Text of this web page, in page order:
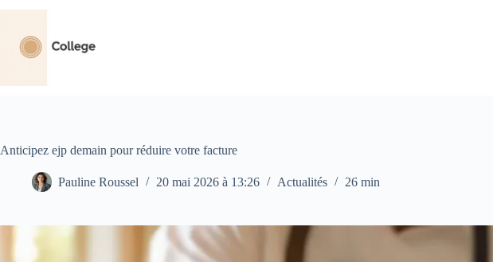
contenu
Anticipez ejp demain pour réduire votre facture
Pauline Roussel 20 mai 2026 à 13:26 Actualités 26 min